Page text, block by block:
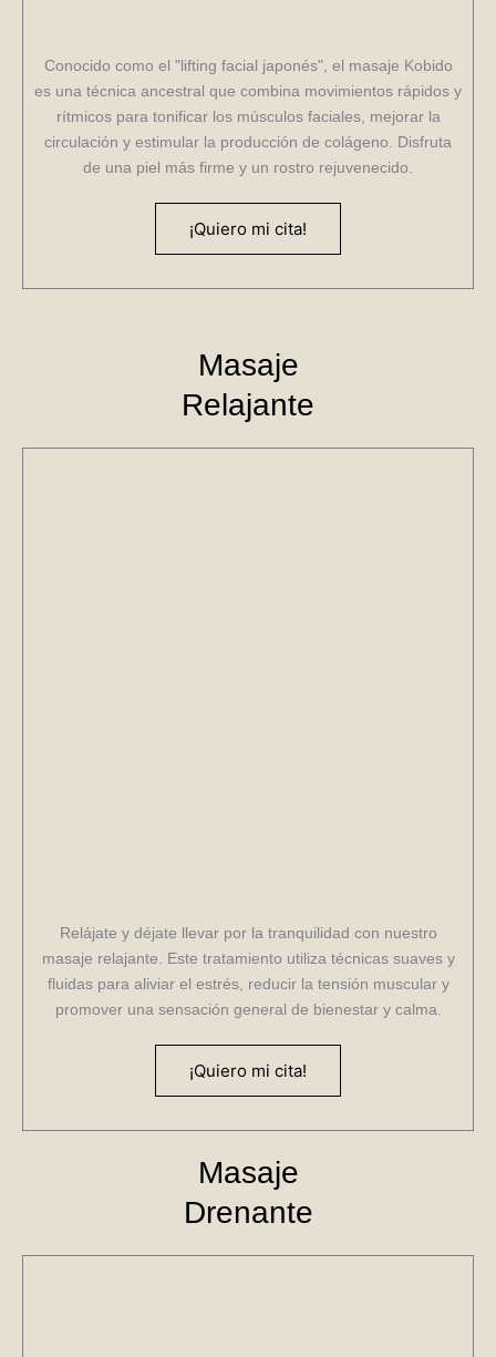
Conocido como el "lifting facial japonés", el masaje Kobido
es una técnica ancestral que combina movimientos rápidos y
rítmicos para tonificar los músculos faciales, mejorar la
circulación y estimular la producción de colágeno. Disfruta
de una piel más firme y un rostro rejuvenecido.
¡Quiero mi cita!
Masaje
Relajante
Relájate y déjate llevar por la tranquilidad con nuestro
masaje relajante. Este tratamiento utiliza técnicas suaves y
fluidas para aliviar el estrés, reducir la tensión muscular y
promover una sensación general de bienestar y calma.
¡Quiero mi cita!
Masaje
Drenante